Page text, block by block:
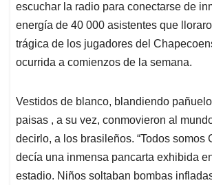
escuchar la radio para conectarse de
energía de 40 000 asistentes que
trágica de los jugadores del
ocurrida a comienzos de la semana.
Vestidos de blanco, blandiendo
paisas , a su vez, conmovieron al
decirlo, a los brasileños. “Todos somos
decía una inmensa pancarta exhibida
estadio. Niños soltaban bombas